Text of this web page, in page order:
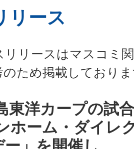
リース
リリースはマスコミ
のため掲載しており
東洋カープの試
ホーム・ダイレ